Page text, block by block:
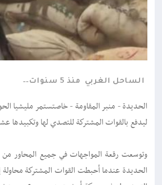
الساحل الغربي منذ 5 سنوات
الحديدة - منبر المقاومة - خاصتستمر مليشيا
ليدفع بالقوات المشتركة للتصدي لها وتكبيدها
الحديدة عندما أحبطت القوات المشتركة